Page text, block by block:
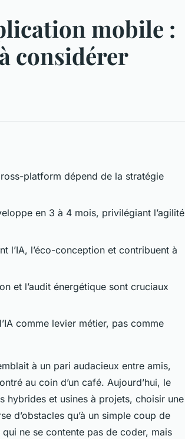
mobile :
considérer
platform dépend de la stratégie
en 3 à 4 mois, privilégiant l’agilité
l’IA, l’éco-conception et contribuent à
et l’audit énergétique sont cruciaux
comme levier métier, pas comme
à un pari audacieux entre amis,
au coin d’un café. Aujourd’hui, le
hybrides et usines à projets, choisir une
d’obstacles qu’à un simple coup de
ne se contente pas de coder, mais